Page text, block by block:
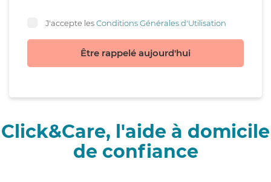
J'accepte lesConditions Générales d'Utilisation
Être rappelé aujourd'hui
Click&Care, l'aide à domicile
de confiance